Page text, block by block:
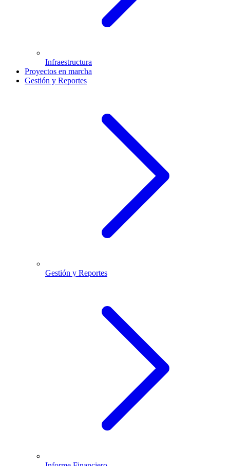
Infraestructura
Proyectos en marcha
Gestión y Reportes
Gestión y Reportes